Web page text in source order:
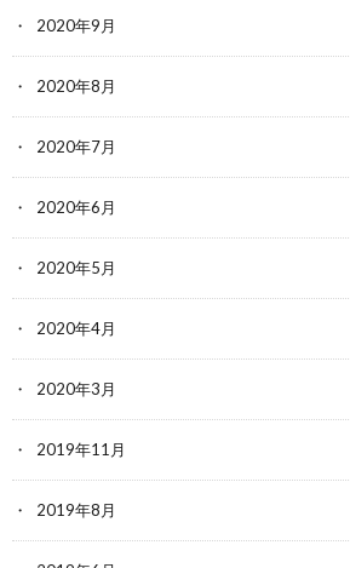
2020年9月
2020年8月
2020年7月
2020年6月
2020年5月
2020年4月
2020年3月
2019年11月
2019年8月